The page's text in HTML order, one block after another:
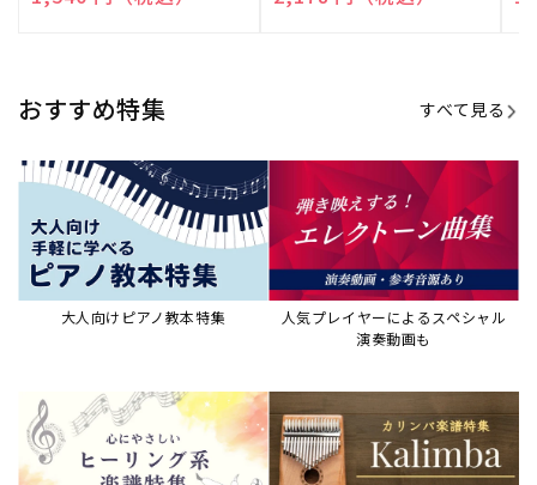
JAZZの楽譜特集
おすすめ記事 すべて見る